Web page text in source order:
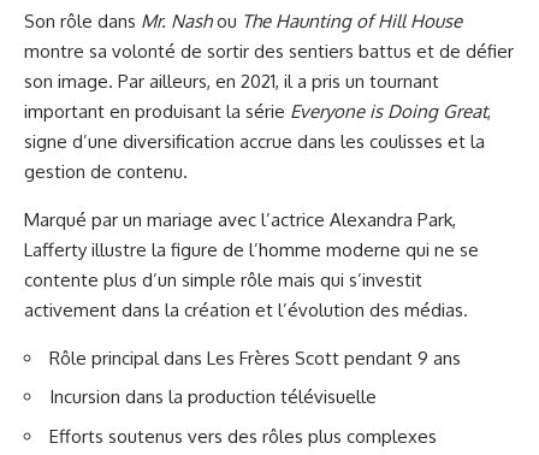
Son rôle dans Mr. Nashou The Haunting of Hill House
montre sa volonté de sortir des sentiers battus et de défier
son image. Par ailleurs, en 2021, il a pris un tournant
important en produisant la série Everyone is Doing Great,
signe d’une diversification accrue dans les coulisses et la
gestion de contenu.
Marqué par un mariage avec l’actrice Alexandra Park,
Lafferty illustre la figure de l’homme moderne qui ne se
contente plus d’un simple rôle mais qui s’investit
activement dans la création et l’évolution des médias.
Rôle principal dans Les Frères Scott pendant 9 ans
Incursion dans la production télévisuelle
Efforts soutenus vers des rôles plus complexes